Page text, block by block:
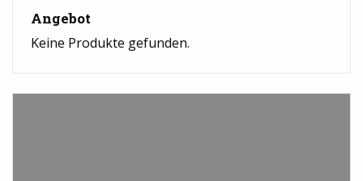
Angebot
Keine Produkte gefunden.